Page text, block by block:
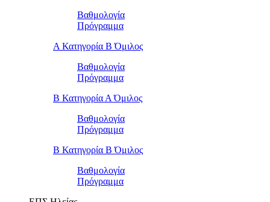
Βαθμολογία
Πρόγραμμα
Α Κατηγορία Β Όμιλος
Βαθμολογία
Πρόγραμμα
Β Κατηγορία Α Όμιλος
Βαθμολογία
Πρόγραμμα
Β Κατηγορία Β Όμιλος
Βαθμολογία
Πρόγραμμα